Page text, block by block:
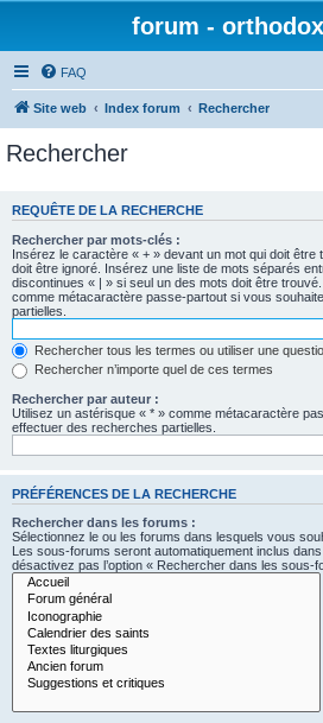
forum -
FAQ
Site web Index forum Rechercher
Rechercher
REQUÊTE DE LA RECHERCHE
Rechercher par mots-clés :
Insérez le caractère « + » devant un mot qui doit être
doit être ignoré. Insérez une liste de mots séparés
discontinues « | » si seul un des mots doit être
comme métacaractère passe-partout si vous
partielles.
Rechercher tous les termes ou utiliser une
Rechercher n’importe quel de ces termes
Rechercher par auteur :
Utilisez un astérisque « * » comme métacaractère
effectuer des recherches partielles.
PRÉFÉRENCES DE LA RECHERCHE
Rechercher dans les forums :
Sélectionnez le ou les forums dans lesquels vous
Les sous-forums seront automatiquement inclus
désactivez pas l’option « Rechercher dans les sous-